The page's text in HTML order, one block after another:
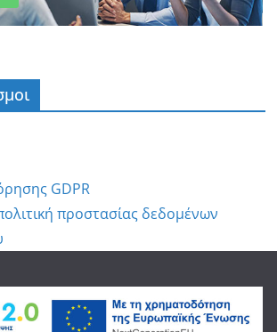
GDPR
προστασίας δεδομένων